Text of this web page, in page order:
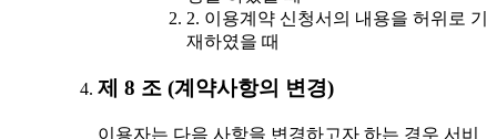
2. 이용계약 신청서의 내용을 허위로 기
재하였을 때
제 8 조 (계약사항의 변경)
이용자는 다음 사항을 변경하고자 하는 경우 서비